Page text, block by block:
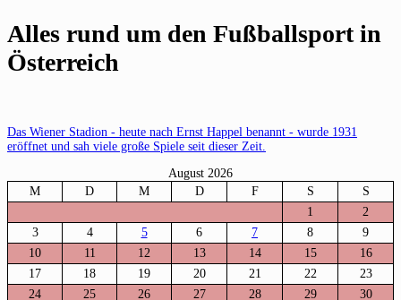
Alles rund um den Fußballsport in
Österreich
Das Wiener Stadion - heute nach Ernst Happel benannt - wurde 1931
eröffnet und sah viele große Spiele seit dieser Zeit.
August 2026
M
D M D F S
S
1
2
3
4 5 6 7 8
9
10
11 12 13 14 15
16
17
18 19 20 21 22
23
24
25 26 27 28 29 30